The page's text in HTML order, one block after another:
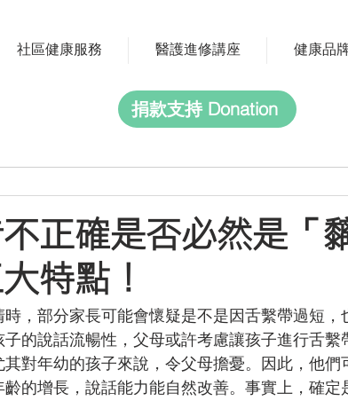
社區健康服務 醫護進修講座 健康品
捐款支持 Donation
正確是否必然是「
特點！
，部分家長可能會懷疑是不是因舌繫帶過短，
的說話流暢性，父母或許考慮讓孩子進行舌
對年幼的孩子來說，令父母擔憂。因此，他們
齡的增長，說話能力能自然改善。事實上，確